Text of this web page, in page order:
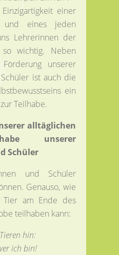
einer
und eines jeden
Lehrerinnen der
so wichtig. Neben
unserer
ist auch die
ein
Teilhabe.
alltäglichen
unserer
Schüler
und Schüler
Genauso, wie
am Ende des
teilhaben kann:
hin:
ich bin!